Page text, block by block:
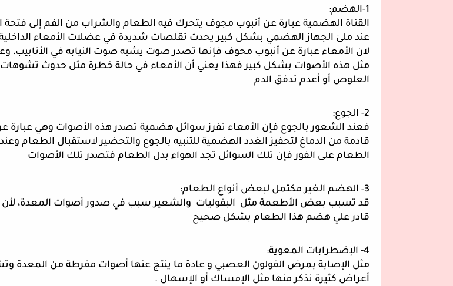
1-الهضم:
العلوص أو أعدم تدفق الدم
2- الجوع:
الطعام على الفور فإن تلك السوائل تجد الهواء بدل الطعام فتصدر تلك الأصوات
3- الهضم الغير مكتمل لبعض أنواع الطعام:
قادر علي هضم هذا الطعام بشكل صحيح
4- الإضطرابات المعوية:
أعراض كثيرة نذكر منها مثل الإمساك أو الإسهال .